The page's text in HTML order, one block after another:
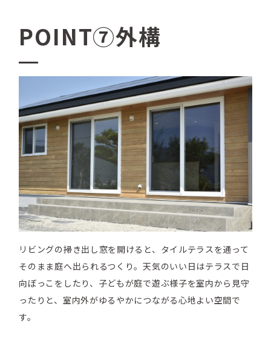
POINT⑦外構
リビングの掃き出し窓を開けると、タイルテラスを通って
そのまま庭へ出られるつくり。天気のいい日はテラスで日
向ぼっこをしたり、子どもが庭で遊ぶ様子を室内から見守
ったりと、室内外がゆるやかにつながる心地よい空間で
す。